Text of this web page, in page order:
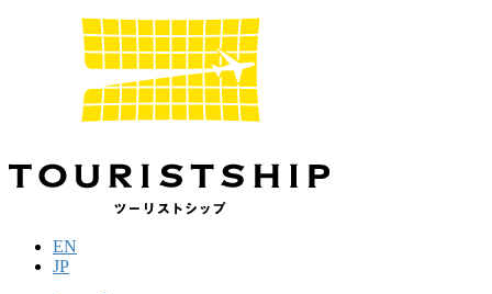
移
動
ン
に
EN
JP